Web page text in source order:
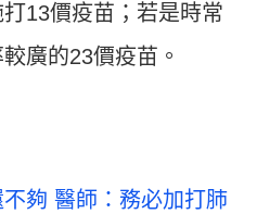
13價疫苗；若是時常
廣的23價疫苗。
夠 醫師：務必加打肺